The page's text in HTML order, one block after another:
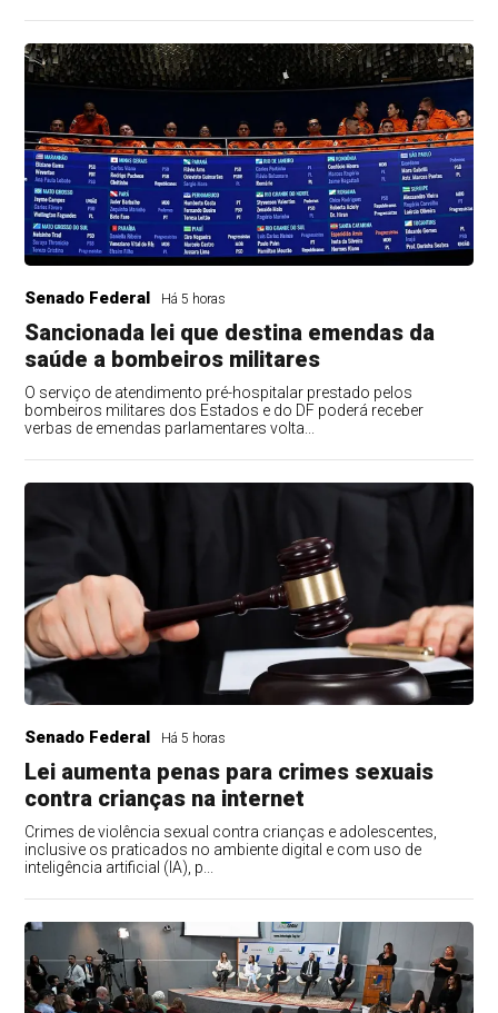
Senado Federal Há 5 horas
Sancionada lei que destina emendas da
saúde a bombeiros militares
O serviço de atendimento pré-hospitalar prestado pelos
bombeiros militares dos Estados e do DF poderá receber
verbas de emendas parlamentares volta...
Senado Federal Há 5 horas
Lei aumenta penas para crimes sexuais
contra crianças na internet
Crimes de violência sexual contra crianças e adolescentes,
inclusive os praticados no ambiente digital e com uso de
inteligência artificial (IA), p...